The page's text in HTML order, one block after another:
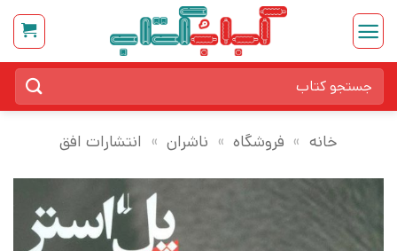
Skip
content
برای:
خانه » فروشگاه » ناشران » انتشارات افق